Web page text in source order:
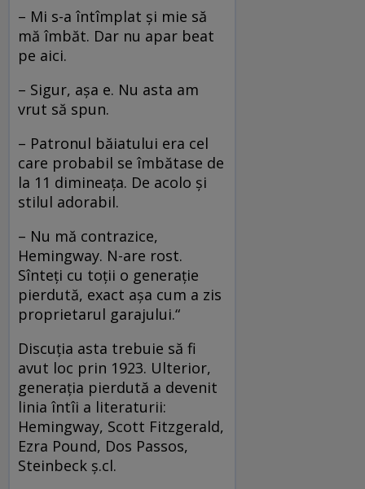
– Mi s-a întîmplat şi mie să
mă îmbăt. Dar nu apar beat
pe aici.
– Sigur, aşa e. Nu asta am
vrut să spun.
– Patronul băiatului era cel
care probabil se îmbătase de
la 11 dimineaţa. De acolo şi
stilul adorabil.
– Nu mă contrazice,
Hemingway. N-are rost.
Sînteţi cu toţii o generaţie
pierdută, exact aşa cum a zis
proprietarul garajului.“
Discuţia asta trebuie să fi
avut loc prin 1923. Ulterior,
generaţia pierdută a devenit
linia întîi a literaturii:
Hemingway, Scott Fitzgerald,
Ezra Pound, Dos Passos,
Steinbeck ş.cl.